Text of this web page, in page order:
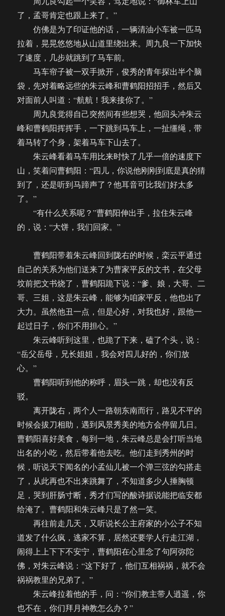
了，孟哥肯定也跟上来了。”
仿佛是为了印证他的话，一辆清油小车被一匹马
拉着，晃晃悠悠地从山道里绕出来。周九良一下加快
了速度，几步就跳到了马车前。
马车帘子被一双手掀开，俊秀的青年探出半个脑
袋，先对着略远些的朱云峰和曹鹤阳招招手，然后又
对面前人叫道：“航航！我来接你了。”
周九良觉得自己突然间有些想哭，他回头冲朱云
峰和曹鹤阳挥挥手，一下跳到马车上，一扯缰绳，带
着马转了个身，架着马车下山去了。
朱云峰看着马车用比来时快了几乎一倍的速度下
山，笑着问曹鹤阳：“四儿，你说他刚刚到底是真的猜
到了，还是听到马蹄声了？他耳音可比我们好太多
了。”
“有什么关系呢？”曹鹤阳伸出手，拉住朱云峰
的，说：“大饼，我们回家。”
曹鹤阳带着朱云峰回到陇右的时候，栾云平通过
自己的关系为他们送来了为曹家平反的文书，在父母
坟前把文书烧了，曹鹤阳跪下说：“爹、娘，大哥、二
哥、三姐，这是朱云峰，能够为咱家平反，他也出了
大力。虽然他丑一点，但是心好，对我也好，跟他一
起过日子，你们不用担心。”
朱云峰听到这里，也跪了下来，磕了个头，说：
“岳父岳母，兄长姐姐，我会对四儿好的，你们放
心。”
曹鹤阳听到他的称呼，眉头一跳，却也没有反
驳。
离开陇右，两个人一路朝东南而行，路见不平的
时候会拔刀相助，遇到风景秀美的地方会停留几日。
曹鹤阳喜好美食，每到一地，朱云峰总是会打听当地
出名的小吃，然后带着他去吃。他们走到秀州的时
候，听说天下闻名的小孟仙儿被一个弹三弦的勾搭走
了，从此再也不出来跳舞了，不知道多少人捶胸顿
足，哭到肝肠寸断，秀才们写的酸诗据说能把临安都
给淹了。曹鹤阳和朱云峰只是了然一笑。
再往前走几天，又听说长公主府家的小公子不知
道发了什么疯，逃家不算，居然还要学人行走江湖，
闹得上上下下不安宁，曹鹤阳在心里念了句阿弥陀
佛，对朱云峰说：“这下好了，他们互相祸祸，就不会
祸祸教里的兄弟了。”
朱云峰拉着他的手，问：“你们教主带人逍遥，你
也不在，你们拜月神教怎么办？”